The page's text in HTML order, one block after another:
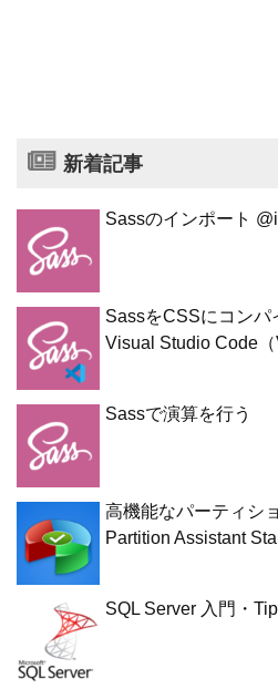
新着記事
Sassのインポート
SassをCSSにコンパ
Visual Studio Code
Sassで演算を行う
高機能なパーティシ
Partition Assistant
SQL Server 入門・